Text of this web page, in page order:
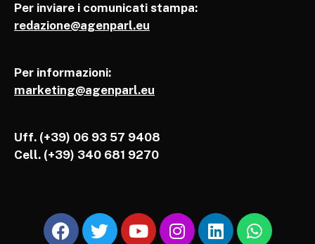
Per inviare i comunicati stampa:
redazione@agenparl.eu
Per informazioni:
marketing@agenparl.eu
Uff. (+39) 06 93 57 9408
Cell. (+39) 340 681 9270